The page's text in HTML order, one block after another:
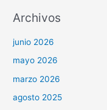
Archivos
junio 2026
mayo 2026
marzo 2026
agosto 2025